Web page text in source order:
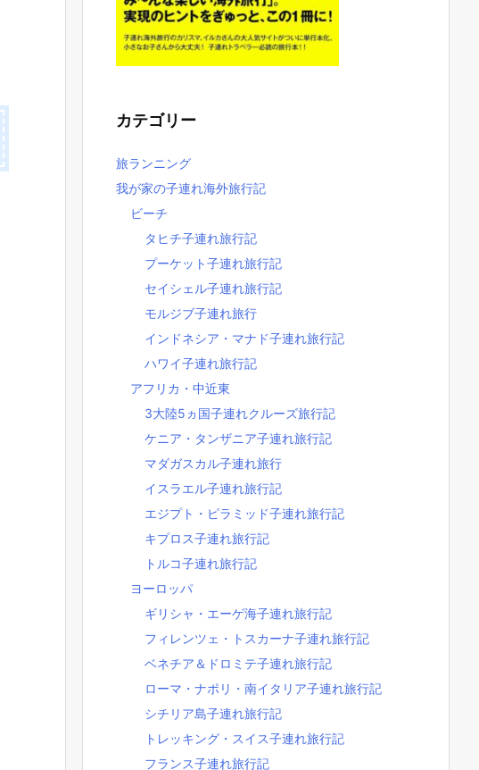
カテゴリー
旅ランニング
我が家の子連れ海外旅行記
ビーチ
タヒチ子連れ旅行記
プーケット子連れ旅行記
セイシェル子連れ旅行記
モルジブ子連れ旅行
インドネシア・マナド子連れ旅行記
ハワイ子連れ旅行記
アフリカ・中近東
3大陸5ヵ国子連れクルーズ旅行記
ケニア・タンザニア子連れ旅行記
マダガスカル子連れ旅行
イスラエル子連れ旅行記
エジプト・ピラミッド子連れ旅行記
キプロス子連れ旅行記
トルコ子連れ旅行記
ヨーロッパ
ギリシャ・エーゲ海子連れ旅行記
フィレンツェ・トスカーナ子連れ旅行記
ベネチア＆ドロミテ子連れ旅行記
ローマ・ナポリ・南イタリア子連れ旅行記
シチリア島子連れ旅行記
トレッキング・スイス子連れ旅行記
フランス子連れ旅行記